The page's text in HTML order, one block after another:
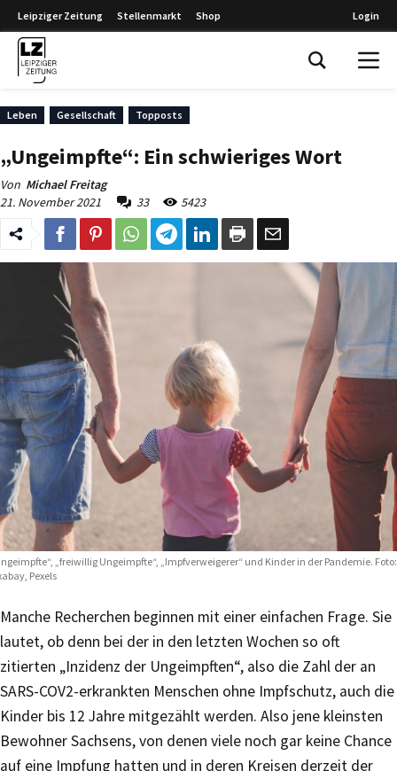
Leipziger Zeitung Stellenmarkt Shop Login
Leben Gesellschaft Topposts
„Ungeimpfte“: Ein schwieriges Wort
Von Michael Freitag
21. November 2021
33 5423
„freiwillig Ungeimpfte“, „Impfverweigerer“ und Kinder in der Pandemie. Foto:
Pexels
Manche Recherchen beginnen mit einer einfachen Frage. Sie
lautet, ob denn bei der in den letzten Wochen so oft
zitierten „Inzidenz der Ungeimpften“, also die Zahl der an
SARS-COV2-erkrankten Menschen ohne Impfschutz, auch die
Kinder bis 12 Jahre mitgezählt werden. Also jene kleinsten
Bewohner Sachsens, von denen viele noch gar keine Chance
auf eine Impfung hatten und in deren Kreisen derzeit der